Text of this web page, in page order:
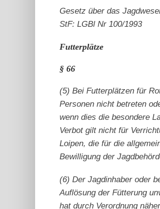
Gesetz über das
StF: LGBl Nr 100/1993
Futterplätze
§ 66
(5) Bei Futterplätzen für
Personen nicht betreten
wenn dies die besondere
Verbot gilt nicht für
Loipen, die für die
Bewilligung der
(6) Der Jagdinhaber oder
Auflösung der Fütterung
hat durch Verordnung